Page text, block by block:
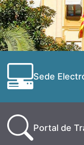
Sede
Portal de